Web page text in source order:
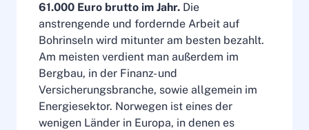
61.000 Euro brutto im Jahr. Die
anstrengende und fordernde Arbeit auf
Bohrinseln wird mitunter am besten bezahlt.
Am meisten verdient man außerdem im
Bergbau, in der Finanz- und
Versicherungsbranche, sowie allgemein im
Energiesektor. Norwegen ist eines der
wenigen Länder in Europa, in denen es